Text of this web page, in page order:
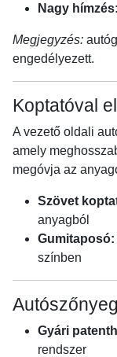
Nagy hímzés:
Megjegyzés:
engedélyezett.
Koptatóval
A vezető oldali
amely
megóvja az
Szövet
anyagból
Gumitaposó:
színben
Gyári
rendszer